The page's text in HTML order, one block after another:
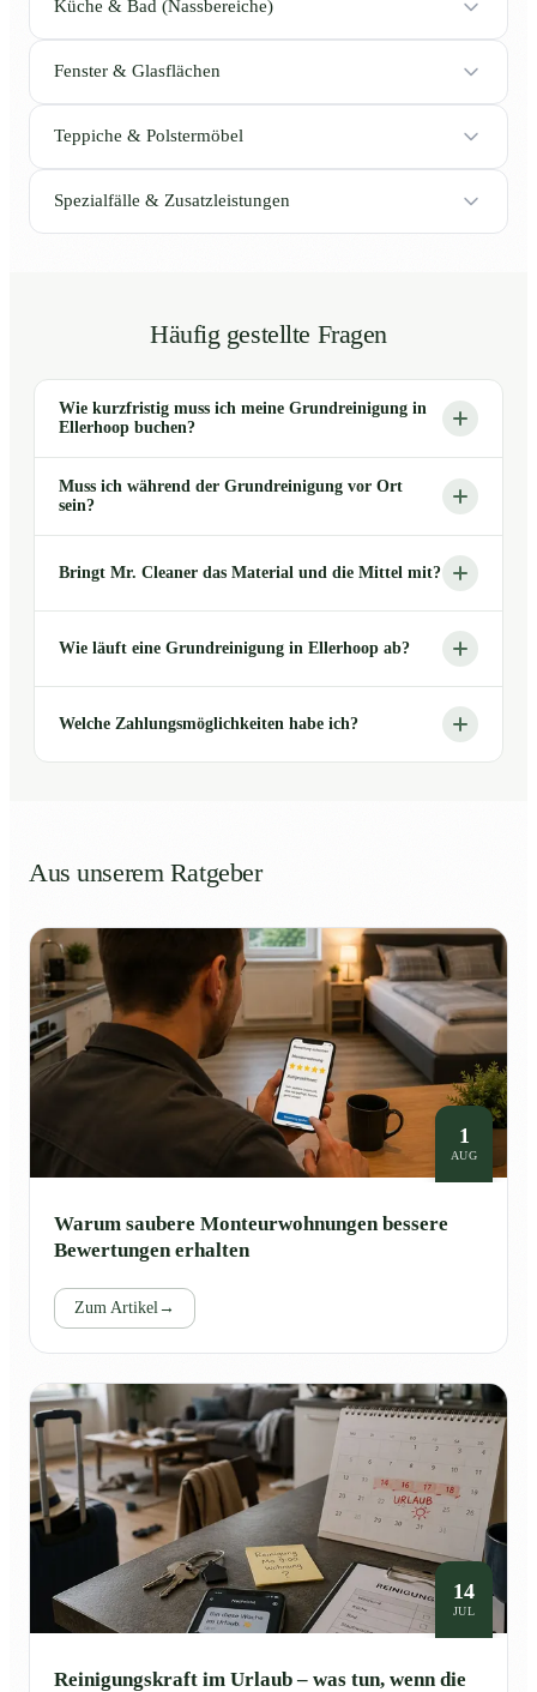
Küche & Bad (Nassbereiche)
Fenster & Glasflächen
Teppiche & Polstermöbel
Spezialfälle & Zusatzleistungen
Häufig gestellte Fragen
Wie kurzfristig muss ich meine Grundreinigung in
Ellerhoop buchen?
Muss ich während der Grundreinigung vor Ort
sein?
Bringt Mr. Cleaner das Material und die Mittel mit?
Wie läuft eine Grundreinigung in Ellerhoop ab?
Welche Zahlungsmöglichkeiten habe ich?
Aus unserem Ratgeber
1
AUG
Warum saubere Monteurwohnungen bessere
Bewertungen erhalten
Zum Artikel →
14
JUL
Reinigungskraft im Urlaub – was tun, wenn die